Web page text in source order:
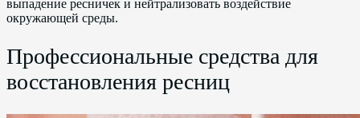
выпадение ресничек и нейтрализовать воздействие
окружающей среды.
Профессиональные средства для
восстановления ресниц